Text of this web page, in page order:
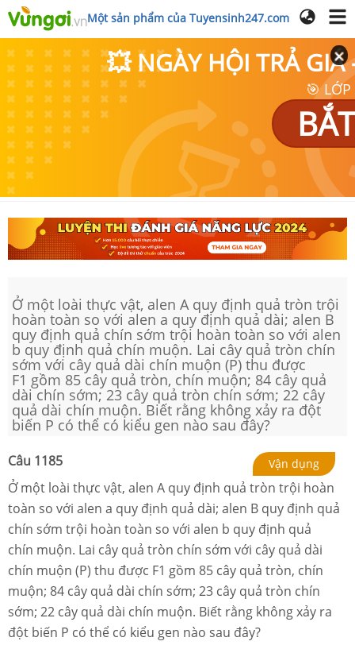
Một sản phẩm của Tuyensinh247.com
💥 NGÀY HỘI TRẢ GIÁ
🎯
Ở một loài thực vật, alen A quy định quả tròn trội
hoàn toàn so với alen a quy định quả dài; alen B
quy định quả chín sớm trội hoàn toàn so với alen
b quy định quả chín muộn. Lai cây quả tròn chín
sớm với cây quả dài chín muộn (P) thu được
F1 gồm 85 cây quả tròn, chín muộn; 84 cây quả
dài chín sớm; 23 cây quả tròn chín sớm; 22 cây
quả dài chín muộn. Biết rằng không xảy ra đột
biến P có thể có kiểu gen nào sau đây?
Câu 1185 Vận dụng
Ở một loài thực vật, alen A quy định quả tròn trội hoàn
toàn so với alen a quy định quả dài; alen B quy định quả
chín sớm trội hoàn toàn so với alen b quy định quả
chín muộn. Lai cây quả tròn chín sớm với cây quả dài
chín muộn (P) thu được F1 gồm 85 cây quả tròn, chín
muộn; 84 cây quả dài chín sớm; 23 cây quả tròn chín
sớm; 22 cây quả dài chín muộn. Biết rằng không xảy ra
đột biến P có thể có kiểu gen nào sau đây?